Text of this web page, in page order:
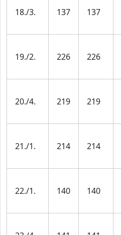
18./3. 137 137
19./2. 226 226
20./4. 219 219
21./1. 214 214
22./1. 140 140